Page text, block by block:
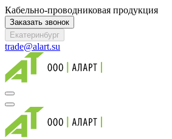
Кабельно-проводниковая продукция
Заказать звонок
Екатеринбург
trade@alart.su